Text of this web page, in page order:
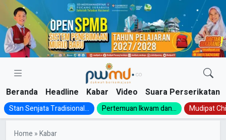
Skip
content
Beranda Headline Kabar Video Suara Perserikatan
Stan Senjata Tradisional... Pertemuan Ikwam dan... Mudipat
Home »Kabar